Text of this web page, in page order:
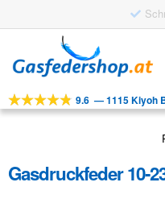
to
navigation
to
content
WERKZEUGE
ANWENDUNGEN
9.6 —1115 Kiyoh
Gasdruckfeder 10-